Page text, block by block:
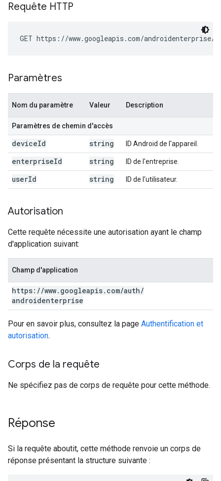
Requête HTTP
GET https://www.googleapis.com/androidenterprise/
Paramètres
Nom du paramètre Valeur Description
Paramètres de chemin d'accès
deviceId string ID Android de l'appareil.
enterpriseId string ID de l'entreprise.
userId string ID de l'utilisateur.
Autorisation
Cette requête nécessite une autorisation ayant le champ
d'application suivant:
Champ d'application
https: //www. googleapis. com/auth/
androidenterprise
Pour en savoir plus, consultez la page Authentification et
autorisation.
Corps de la requête
Ne spécifiez pas de corps de requête pour cette méthode.
Réponse
Si la requête aboutit, cette méthode renvoie un corps de
réponse présentant la structure suivante :